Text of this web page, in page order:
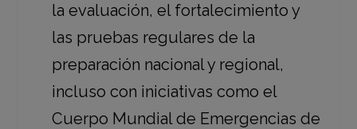
la evaluación, el fortalecimiento y
las pruebas regulares de la
preparación nacional y regional,
incluso con iniciativas como el
Cuerpo Mundial de Emergencias de